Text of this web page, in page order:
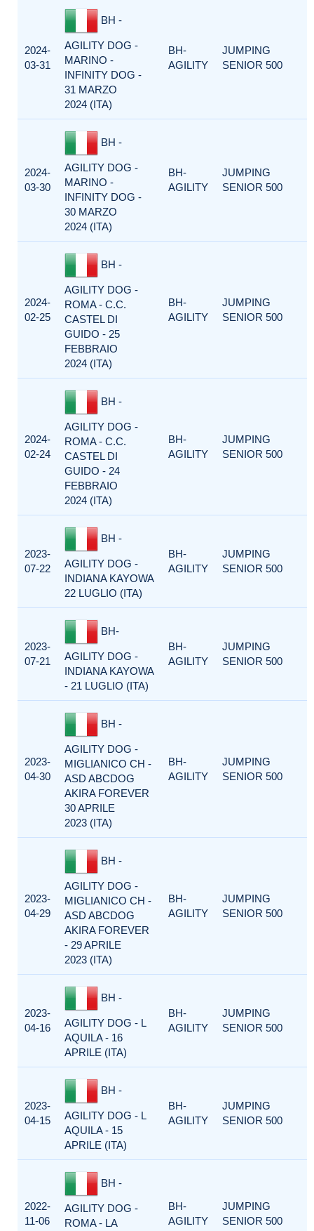
2024-
03-31
BH -
AGILITY DOG -
MARINO -
INFINITY DOG -
31 MARZO
2024 (ITA)
BH-
AGILITY
JUMPING
SENIOR 500
2024-
03-30
BH -
AGILITY DOG -
MARINO -
INFINITY DOG -
30 MARZO
2024 (ITA)
BH-
AGILITY
JUMPING
SENIOR 500
2024-
02-25
BH -
AGILITY DOG -
ROMA - C.C.
CASTEL DI
GUIDO - 25
FEBBRAIO
2024 (ITA)
BH-
AGILITY
JUMPING
SENIOR 500
2024-
02-24
BH -
AGILITY DOG -
ROMA - C.C.
CASTEL DI
GUIDO - 24
FEBBRAIO
2024 (ITA)
BH-
AGILITY
JUMPING
SENIOR 500
2023-
07-22
BH -
AGILITY DOG -
INDIANA KAYOWA
22 LUGLIO (ITA)
BH-
AGILITY
JUMPING
SENIOR 500
2023-
07-21
BH-
AGILITY DOG -
INDIANA KAYOWA
- 21 LUGLIO (ITA)
BH-
AGILITY
JUMPING
SENIOR 500
2023-
04-30
BH -
AGILITY DOG -
MIGLIANICO CH -
ASD ABCDOG
AKIRA FOREVER
30 APRILE
2023 (ITA)
BH-
AGILITY
JUMPING
SENIOR 500
2023-
04-29
BH -
AGILITY DOG -
MIGLIANICO CH -
ASD ABCDOG
AKIRA FOREVER
- 29 APRILE
2023 (ITA)
BH-
AGILITY
JUMPING
SENIOR 500
2023-
04-16
BH -
AGILITY DOG - L
AQUILA - 16
APRILE (ITA)
BH-
AGILITY
JUMPING
SENIOR 500
2023-
04-15
BH -
AGILITY DOG - L
AQUILA - 15
APRILE (ITA)
BH-
AGILITY
JUMPING
SENIOR 500
2022-
11-06
BH -
AGILITY DOG -
ROMA - LA
BH-
AGILITY
JUMPING
SENIOR 500